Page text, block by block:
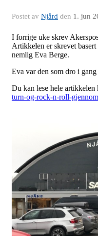
Postet av Njård den 1. jun
I forrige uke skrev
Artikkelen er skrevet
nemlig Eva Berge.
Eva var den som dro i
Du kan lese hele artikkelen
turn-og-rock-n-roll-